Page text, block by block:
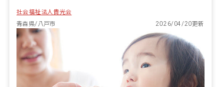
社会福祉法人貴光会
青森県/八戸市
2026/04/20更新